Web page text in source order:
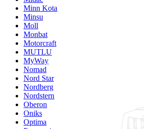
Minn Kota
Minsu
Moll
Monbat
Motorcraft
MUTLU
MyWay
Nomad
Nord Star
Nordberg
Nordstern
Oberon
Oniks
Optima